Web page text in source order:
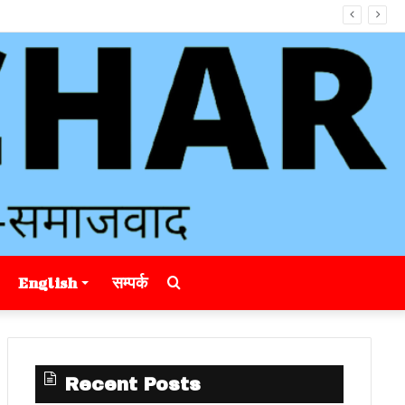
English सम्पर्क Search
for
Recent Posts